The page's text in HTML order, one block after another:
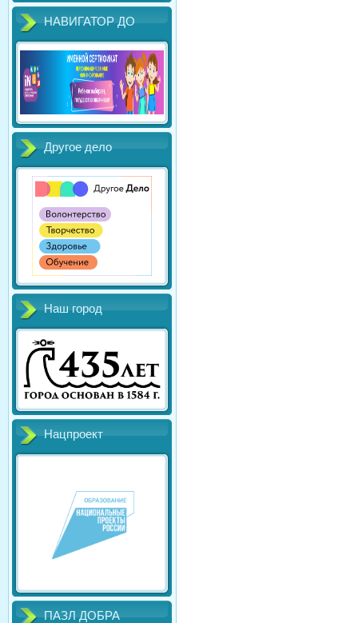
НАВИГАТОР ДО
Другое дело
Наш город
Нацпроект
ПАЗЛ ДОБРА